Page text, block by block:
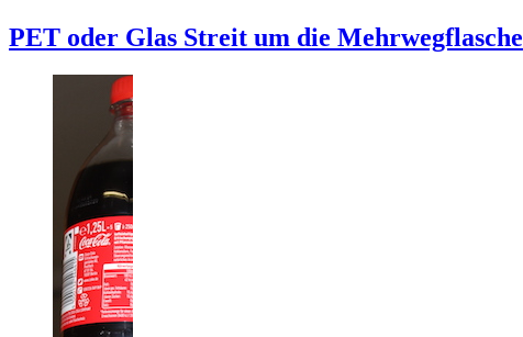
PET oder Glas Streit um die Mehrwegflasche